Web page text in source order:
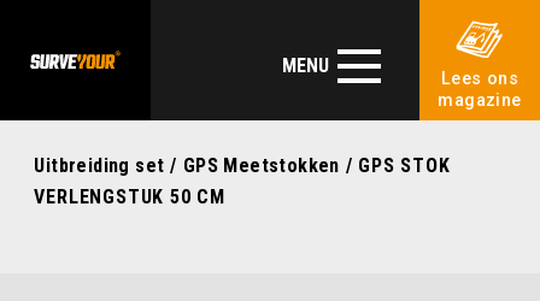
MENU
Lees ons
magazine
Uitbreiding set / GPS Meetstokken / GPS STOK
VERLENGSTUK 50 CM